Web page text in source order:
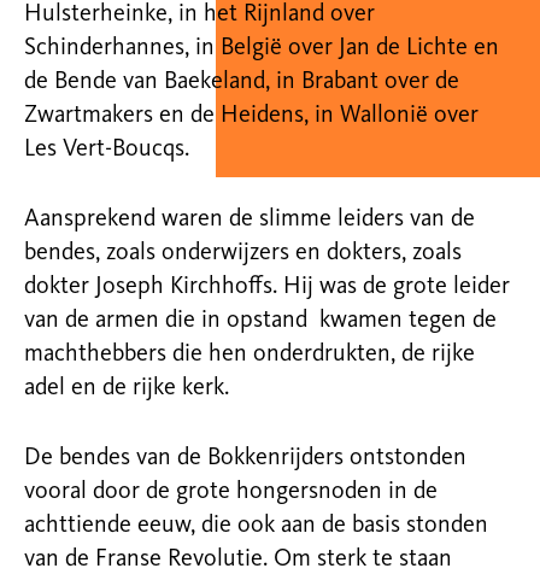
Hulsterheinke, in het Rijnland over
Schinderhannes, in België over Jan de Lichte en
de Bende van Baekeland, in Brabant over de
Zwartmakers en de Heidens, in Wallonië over
Les Vert-Boucqs.
Aansprekend waren de slimme leiders van de
bendes, zoals onderwijzers en dokters, zoals
dokter Joseph Kirchhoffs. Hij was de grote leider
van de armen die in opstand kwamen tegen de
machthebbers die hen onderdrukten, de rijke
adel en de rijke kerk.
De bendes van de Bokkenrijders ontstonden
vooral door de grote hongersnoden in de
achttiende eeuw, die ook aan de basis stonden
van de Franse Revolutie. Om sterk te staan